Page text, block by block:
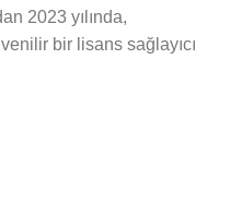
2023 yılında,
bir lisans sağlayıcı